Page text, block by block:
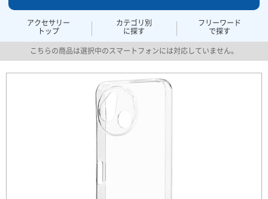
アクセサリー
トップ
カテゴリ別
に探す
フリーワード
で探す
こちらの商品は選択中のスマートフォンには対応していません。